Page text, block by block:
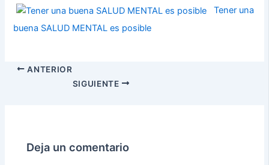
Tener una
buena SALUD MENTAL es posible
ANTERIOR
SIGUIENTE
Deja un comentario